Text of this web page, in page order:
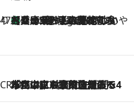
47都道府県の手みやげ ひんやりスイーツで夏を満喫
4 Hours Ago
【兵庫県】この夏絶対食べたい 冷やしておいしいおやつ3選 淡路島の恵みをジェラートに集約
CREA'S CHOICE
2026.8.7
「立川にも歌舞伎があるんだよ」 片岡仁左衛門・市川中車ら豪華座組みで4年目の立川立飛歌舞伎へ